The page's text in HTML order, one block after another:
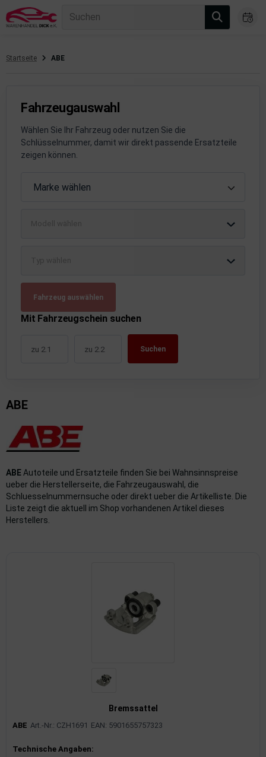
Suchen
Startseite ABE
Fahrzeugauswahl
Wählen Sie Ihr Fahrzeug oder nutzen Sie die
Schlüsselnummer, damit wir direkt passende Ersatzteile
zeigen können.
Marke wählen
Fahrzeug auswählen
Mit Fahrzeugschein suchen
Suchen
ABE
ABE Autoteile und Ersatzteile finden Sie bei Wahnsinnspreise
ueber die Herstellerseite, die Fahrzeugauswahl, die
Schluesselnummernsuche oder direkt ueber die Artikelliste. Die
Liste zeigt die aktuell im Shop vorhandenen Artikel dieses
Herstellers.
Bremssattel
ABE Art.-Nr.: CZH1691 EAN: 5901655757323
Produktinformationen
Technische Angaben:
Anbauteile
Dämpfung
Lüftung
Kommunikationssysteme